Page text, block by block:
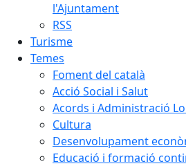
l'Ajuntament
RSS
Turisme
Temes
Foment del català
Acció Social i Salut
Acords i Administració
Cultura
Desenvolupament
Educació i formació